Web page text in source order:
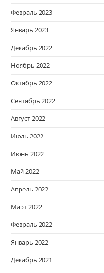
Февраль 2023
Январь 2023
Декабрь 2022
Ноябрь 2022
Октябрь 2022
Сентябрь 2022
Август 2022
Июль 2022
Июнь 2022
Май 2022
Апрель 2022
Март 2022
Февраль 2022
Январь 2022
Декабрь 2021